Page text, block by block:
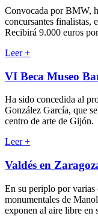
Convocada por BMW,
concursantes finalistas,
Recibirá 9.000 euros
Leer+
VI Beca Museo
Ha sido concedida al
González García, que
centro de arte de Gijón.
Leer+
Valdés en
En su periplo por varias
monumentales de
exponen al aire libre en